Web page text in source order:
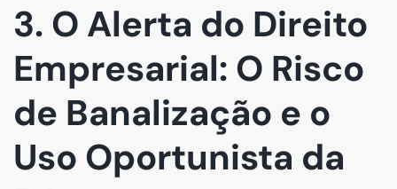
3. O Alerta do Direito
Empresarial: O Risco
de Banalização e o
Uso Oportunista da